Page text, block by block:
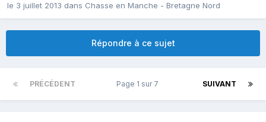
le 3 juillet 2013 dans Chasse en Manche - Bretagne Nord
Répondre à ce sujet
PRÉCÉDENT SUIVANT
Page 1 sur 7